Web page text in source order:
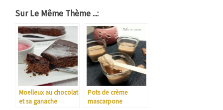
Sur Le Même Thème ...:
Moelleux au chocolat
et sa ganache
Pots de crème
mascarpone